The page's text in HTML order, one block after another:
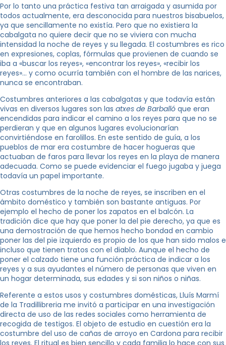
Por lo tanto una práctica festiva tan arraigada y asumida por
todos actualmente, era desconocida para nuestros bisabuelos,
ya que sencillamente no existía. Pero que no existiera la
cabalgata no quiere decir que no se viviera con mucha
intensidad la noche de reyes y su llegada. El costumbres es rico
en expresiones, coplas, fórmulas que provienen de cuando se
iba a «buscar los reyes», «encontrar los reyes», «recibir los
reyes»… y como ocurría también con el hombre de las narices,
nunca se encontraban.
Costumbres anteriores a las cabalgatas y que todavía están
vivas en diversos lugares son las atxes de Barballó que eran
encendidas para indicar el camino a los reyes para que no se
perdieran y que en algunos lugares evolucionarían
convirtiéndose en farolillos. En este sentido de guía, a los
pueblos de mar era costumbre de hacer hogueras que
actuaban de faros para llevar los reyes en la playa de manera
adecuada. Como se puede evidenciar el fuego jugaba y juega
todavía un papel importante.
Otras costumbres de la noche de reyes, se inscriben en el
ámbito doméstico y también son bastante antiguas. Por
ejemplo el hecho de poner los zapatos en el balcón. La
tradición dice que hay que poner la del pie derecho, ya que es
una demostración de que hemos hecho bondad en cambio
poner las del pie izquierdo es propio de los que han sido malos e
incluso que tienen tratos con el diablo. Aunque el hecho de
poner el calzado tiene una función práctica de indicar a los
reyes y a sus ayudantes el número de personas que viven en
un hogar determinada, sus edades y si son niños o niñas.
Referente a estos usos y costumbres domésticas, Lluís Marmí
de la Tradillibreria me invitó a participar en una investigación
directa de uso de las redes sociales como herramienta de
recogida de testigos. El objeto de estudio en cuestión era la
costumbre del uso de cañas de arroyo en Cardona para recibir
los reyes. El ritual es bien sencillo y cada familia lo hace con sus